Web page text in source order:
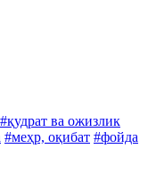
#қудрат ва ожизлик
#меҳр, оқибат #фойда